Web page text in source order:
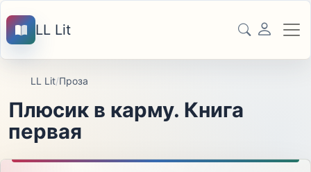
LL Lit
LL Lit/Проза
Плюсик в карму. Книга
первая